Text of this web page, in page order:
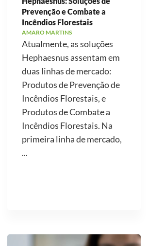
Prevenção e Combate a
Incêndios Florestais
AMARO MARTINS
Atualmente, as soluções
Hephaesnus assentam em
duas linhas de mercado:
Produtos de Prevenção de
Incêndios Florestais, e
Produtos de Combate a
Incêndios Florestais. Na
primeira linha de mercado,
...